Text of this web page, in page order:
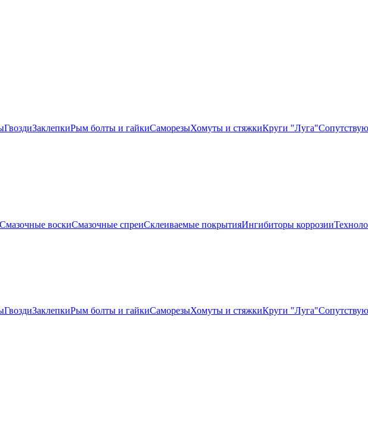
ГвоздиЗаклепкиРым болты и гайкиСаморезыХомуты и стяжкиКруги "Луга"
Смазочные воскиСмазочные спреиСклеиваемые покрытияИнгибиторы коррозии
ГвоздиЗаклепкиРым болты и гайкиСаморезыХомуты и стяжкиКруги "Луга"